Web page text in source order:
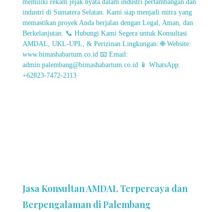
Jasa Konsultan AMDAL Terpercaya dan
Berpengalaman di Palembang